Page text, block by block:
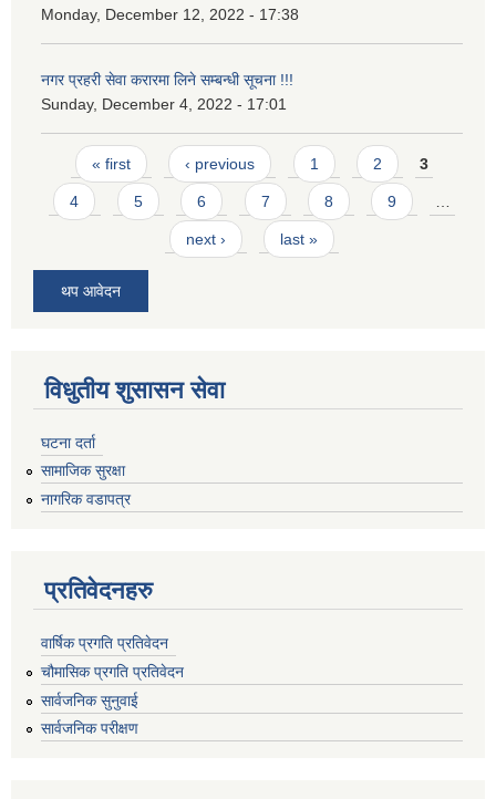
Monday, December 12, 2022 - 17:38
नगर प्रहरी सेवा करारमा लिने सम्बन्ध‍ी सूचना !!!
Sunday, December 4, 2022 - 17:01
Pages
« first ‹ previous 1 2 3
4 5 6 7 8 9 …
next › last »
थप आवेदन
विधुतीय शुसासन सेवा
घटना दर्ता
सामाजिक सुरक्षा
नागरिक वडापत्र
प्रतिवेदनहरु
वार्षिक प्रगति प्रतिवेदन
चौमासिक प्रगति प्रतिवेदन
सार्वजनिक सुनुवाई
सार्वजनिक परीक्षण